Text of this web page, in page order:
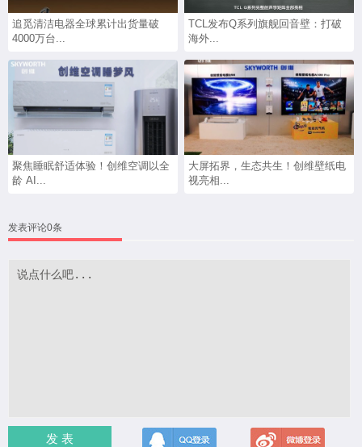
追觅清洁电器全球累计出货量破
4000万台...
TCL发布Q系列旗舰回音壁：打破
海外...
聚焦睡眠舒适体验！创维空调以全
龄 AI...
大屏拓界，生态共生！创维壁纸电
视亮相...
发表评论0条
发 表